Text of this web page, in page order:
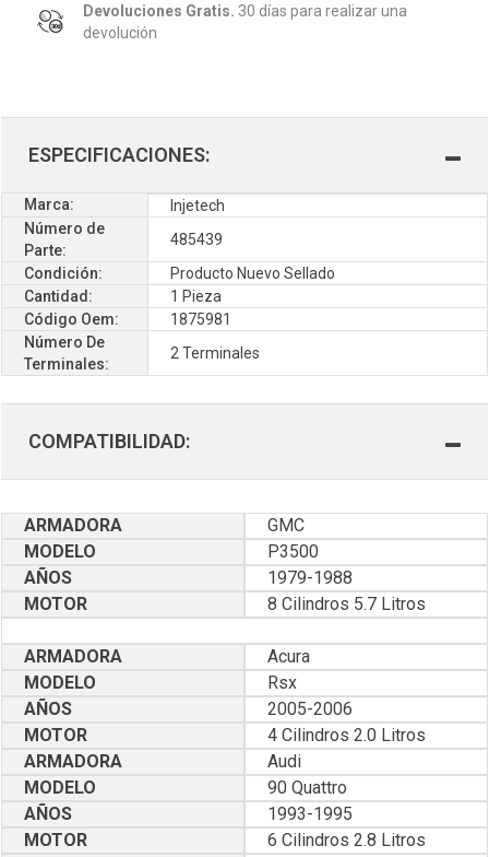
Devoluciones Gratis. 30 días para realizar una
devolución
ESPECIFICACIONES:
Marca:
Injetech
Número de
Parte:
485439
Condición:
Producto Nuevo Sellado
Cantidad:
1 Pieza
Código Oem:
1875981
Número De
Terminales:
2 Terminales
COMPATIBILIDAD:
ARMADORA
GMC
MODELO
P3500
AÑOS
1979-1988
MOTOR
8 Cilindros 5.7 Litros
ARMADORA
Acura
MODELO
Rsx
AÑOS
2005-2006
MOTOR
4 Cilindros 2.0 Litros
ARMADORA
Audi
MODELO
90 Quattro
AÑOS
1993-1995
MOTOR
6 Cilindros 2.8 Litros